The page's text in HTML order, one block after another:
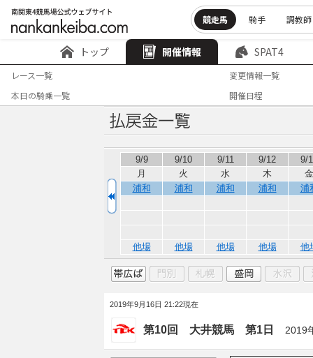
競走馬 騎手 調教師
トップ 開催情報 SPAT4
レース一覧
変更情報一覧
本日の騎乗一覧
開催日程
9/9 9/10 9/11 9/12
9/
月
火 水 木
金
浦和
浦和 浦和 浦和 浦
他場 他場 他場 他場 他
2019年9月16日 21:22現在
第10回 大井競馬 第1日 2019